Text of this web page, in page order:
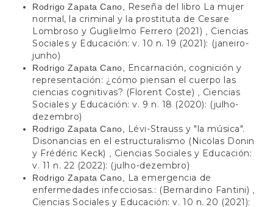
Rodrigo Zapata Cano,
Reseña del libro La mujer
normal, la criminal y la prostituta de Cesare
Lombroso y Guglielmo Ferrero (2021)
Ciencias
Sociales y Educación: v. 10 n. 19 (2021): (janeiro-
junho)
Rodrigo Zapata Cano,
Encarnación, cognición y
representación: ¿cómo piensan el cuerpo las
ciencias cognitivas? (Florent Coste)
Ciencias
Sociales y Educación: v. 9 n. 18 (2020): (julho-
dezembro)
Rodrigo Zapata Cano,
Lévi-Strauss y "la música".
Disonancias en el estructuralismo (Nicolas Donin
y Frédéric Keck)
Ciencias Sociales y Educación:
v. 11 n. 22 (2022): (julho-dezembro)
Rodrigo Zapata Cano,
La emergencia de
enfermedades infecciosas.: (Bernardino Fantini)
Ciencias Sociales y Educación: v. 10 n. 20 (2021):